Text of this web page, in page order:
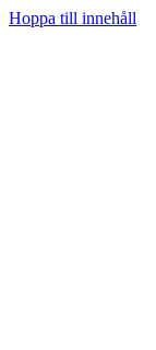
Hoppa till innehåll